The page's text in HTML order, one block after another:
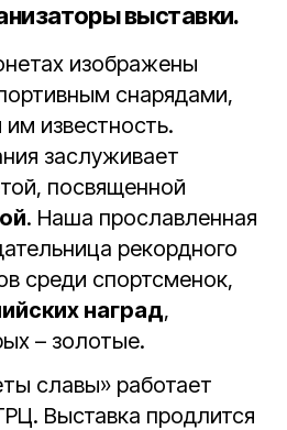
выставки.
изображены
снарядами,
известность.
заслуживает
посвященной
. Наша прославленная
рекордного
среди спортсменок,
наград,
– золотые.
славы» работает
Выставка продлится